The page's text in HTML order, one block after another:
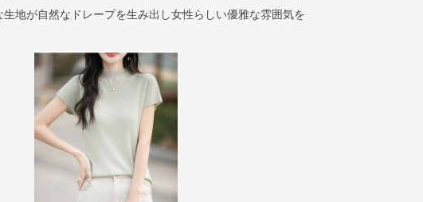
生地が自然なドレープを生み出し女性らしい優雅な雰囲気を